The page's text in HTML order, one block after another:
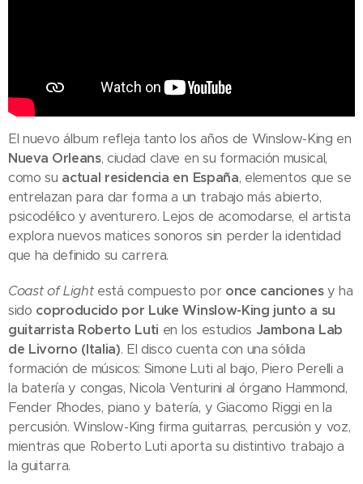
El nuevo álbum refleja tanto los años de Winslow-King en
Nueva Orleans, ciudad clave en su formación musical,
como su actual residencia en España, elementos que se
entrelazan para dar forma a un trabajo más abierto,
psicodélico y aventurero. Lejos de acomodarse, el artista
explora nuevos matices sonoros sin perder la identidad
que ha definido su carrera.
Coast of Lightestá compuesto por once cancionesy ha
sido coproducido por Luke Winslow-King junto a su
guitarrista Roberto Luti en los estudios Jambona Lab
de Livorno (Italia). El disco cuenta con una sólida
formación de músicos: Simone Luti al bajo, Piero Perelli a
la batería y congas, Nicola Venturini al órgano Hammond,
Fender Rhodes, piano y batería, y Giacomo Riggi en la
percusión. Winslow-King firma guitarras, percusión y voz,
mientras que Roberto Luti aporta su distintivo trabajo a
la guitarra.